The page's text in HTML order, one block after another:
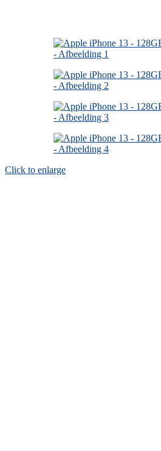
Click to enlarge